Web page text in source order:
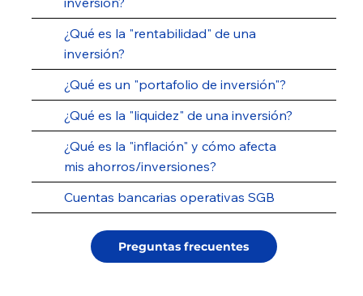
¿Qué es la "rentabilidad" de una
inversión?
¿Qué es un "portafolio de inversión"?
¿Qué es la "liquidez" de una inversión?
¿Qué es la "inflación" y cómo afecta
mis ahorros/inversiones?
Cuentas bancarias operativas SGB
Preguntas frecuentes